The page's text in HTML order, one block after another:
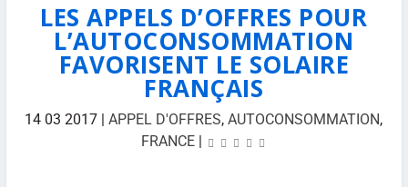
LES APPELS D’OFFRES POUR
L’AUTOCONSOMMATION
FAVORISENT LE SOLAIRE
FRANÇAIS
14 03 2017 |APPEL D'OFFRES,AUTOCONSOMMATION,
FRANCE |